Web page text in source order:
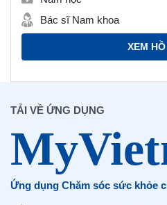
Bác sĩ Nam khoa
XEM
TẢI VỀ ỨNG DỤNG
Ứng dụng Chăm sóc sức khỏe